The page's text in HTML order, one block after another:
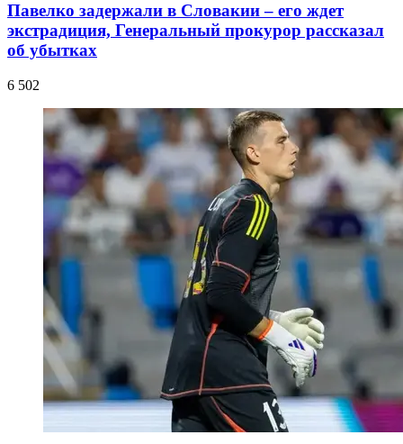
Павелко задержали в Словакии – его ждет
экстрадиция, Генеральный прокурор рассказал
об убытках
6 502